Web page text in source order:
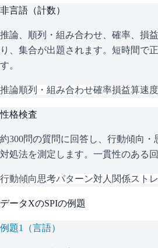
非言語（計数）
推論、順列・組み合わせ、確率、損
り、集合が出題されます。短時間で
す。
推論順列・組み合わせ確率損益算速
性格検査
約300問の質問に回答し、行動傾向・
対処法を測定します。一貫性のある
行動傾向思考パターン対人関係スト
データXのSPIの例題
例題1 （言語）